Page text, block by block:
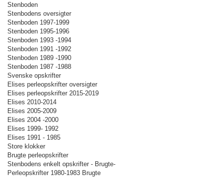
Stenboden
Stenbodens oversigter
Stenboden 1997-1999
Stenboden 1995-1996
Stenboden 1993 -1994
Stenboden 1991 -1992
Stenboden 1989 -1990
Stenboden 1987 -1988
Svenske opskrifter
Elises perleopskrifter oversigter
Elises perleopskrifter 2015-2019
Elises 2010-2014
Elises 2005-2009
Elises 2004 -2000
Elises 1999- 1992
Elises 1991 - 1985
Store klokker
Brugte perleopskrifter
Stenbodens enkelt opskrifter - Brugte-
Perleopskrifter 1980-1983 Brugte